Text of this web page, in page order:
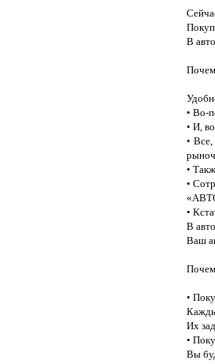
В
• Во-
• И,
•
•
•
•
В
Ваш
•
Их
•
Вы